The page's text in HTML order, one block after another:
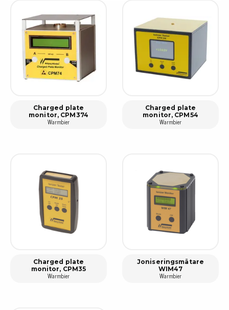
Charged plate
monitor, CPM374
Warmbier
Charged plate
monitor, CPM54
Warmbier
Charged plate
monitor, CPM35
Warmbier
Joniseringsmätare
WIM47
Warmbier